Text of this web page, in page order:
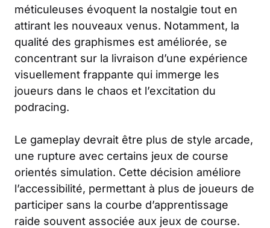
méticuleuses évoquent la nostalgie tout en
attirant les nouveaux venus. Notamment, la
qualité des graphismes est améliorée, se
concentrant sur la livraison d’une expérience
visuellement frappante qui immerge les
joueurs dans le chaos et l’excitation du
podracing.
Le gameplay devrait être plus de style arcade,
une rupture avec certains jeux de course
orientés simulation. Cette décision améliore
l’accessibilité, permettant à plus de joueurs de
participer sans la courbe d’apprentissage
raide souvent associée aux jeux de course.